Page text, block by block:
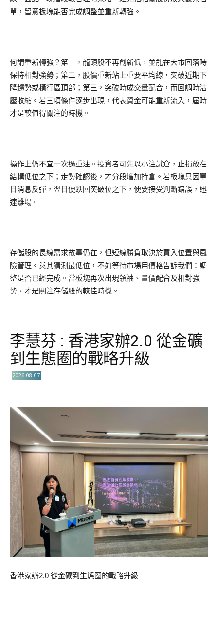
單，留意板塊能否完成調整並重新轉強。
何謂重新轉強？第一，龍頭股不再創新低，並能在大市回落時
保持相對強勢；第二，股價重新站上重要平均線，突破近期下
降趨勢或橫行區頂部；第三，突破時成交量配合，而回調時沽
壓收縮。若三項條件逐步出現，代表資金可能重新流入，屆時
才是較值得關注的時機。
操作上仍不宜一次過重注。投資者可先以小注試倉，止損放在
結構低位之下；走勢確認後，才分段增加持倉。若板塊只因單
日消息反彈，翌日便跌回突破位之下，便要接受判斷錯誤，迅
速離場。
存儲股的長線需求故事仍在，但短線勝負取決於買入位置與風
險管理。與其猜測最低位，不如等待市場用價格告訴我們：調
整是否已經完成。當板塊再次出現領袖、量價配合及相對強
勢，才是關注存儲股的較佳時機。
李慧芬 : 香港家辦2.0 從金礦
到生態圈的戰略升級
2026-08-07
香港家辦2.0 從金礦到生態圈的戰略升級